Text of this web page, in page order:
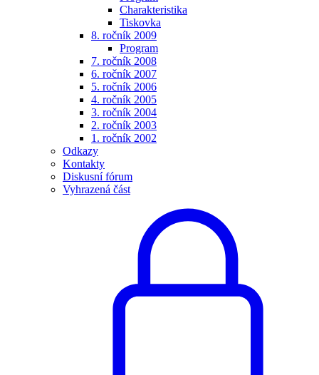
Charakteristika
Tiskovka
8. ročník 2009
Program
7. ročník 2008
6. ročník 2007
5. ročník 2006
4. ročník 2005
3. ročník 2004
2. ročník 2003
1. ročník 2002
Odkazy
Kontakty
Diskusní fórum
Vyhrazená část